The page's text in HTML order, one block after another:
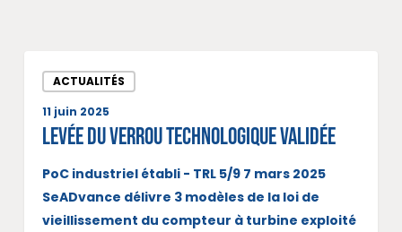
ACTUALITÉS
11 juin 2025
Levée du verrou technologique validée
PoC industriel établi - TRL 5/9 7 mars 2025
SeADvance délivre 3 modèles de la loi de
vieillissement du compteur à turbine exploité